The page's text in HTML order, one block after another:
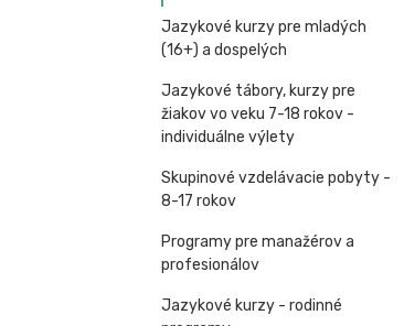
Jazykové kurzy pre mladých
(16+) a dospelých
Jazykové tábory, kurzy pre
žiakov vo veku 7-18 rokov -
individuálne výlety
Skupinové vzdelávacie pobyty -
8-17 rokov
Programy pre manažérov a
profesionálov
Jazykové kurzy - rodinné